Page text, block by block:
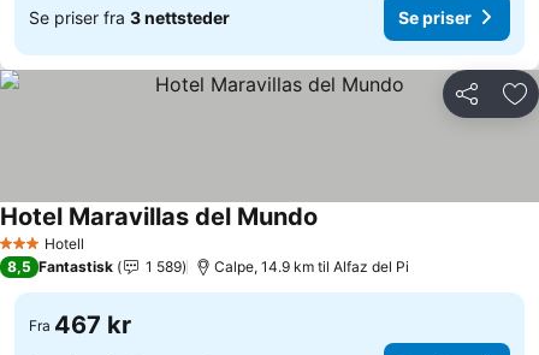
Se priser fra 3 nettsteder Se priser
Del
3 StjernerHotell
Hotel Maravillas del Mundo
8,5 Fantastisk 1 589 Calpe, 14.9 km til Alfaz del Pi
Fra 467 kr